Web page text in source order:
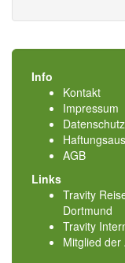
Info
Kontakt
Impressum
Datenschutz
AGB
Links
Travity
Dortmund
Travity
Mitglied der